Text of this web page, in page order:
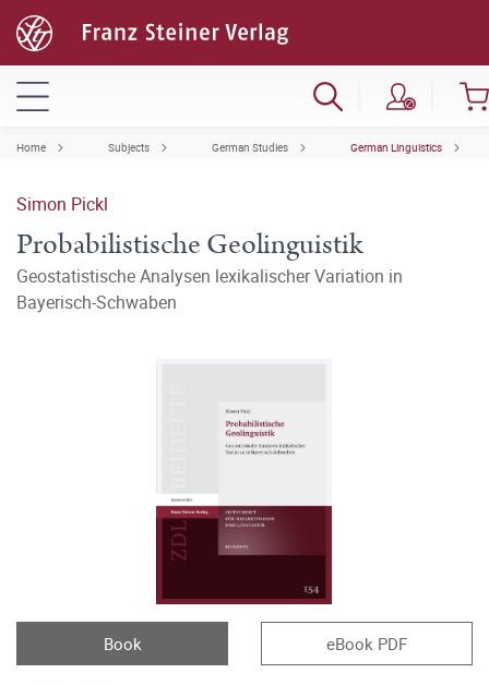
Home Subjects German Studies German Linguistics
Simon Pickl
Probabilistische Geolinguistik
Geostatistische Analysen lexikalischer Variation in
Bayerisch-Schwaben
Book eBook PDF